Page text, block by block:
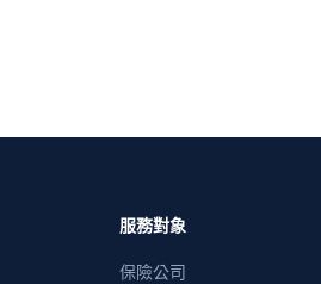
服務對象
保險公司